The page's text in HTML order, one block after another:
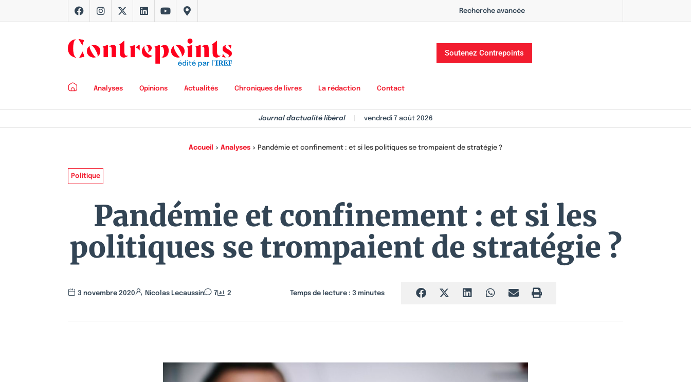
Recherche avancée
Soutenez Contrepoints
Analyses Opinions Actualités Chroniques de livres La rédaction Contact
Journal d'actualité libéral vendredi 7 août 2026
Accueil > Analyses > Pandémie et confinement : et si les politiques se trompaient de stratégie ?
Politique
Pandémie et confinement : et si les
politiques se trompaient de stratégie ?
3 novembre 2020 Nicolas Lecaussin 7 2 Temps de lecture : 3 minutes